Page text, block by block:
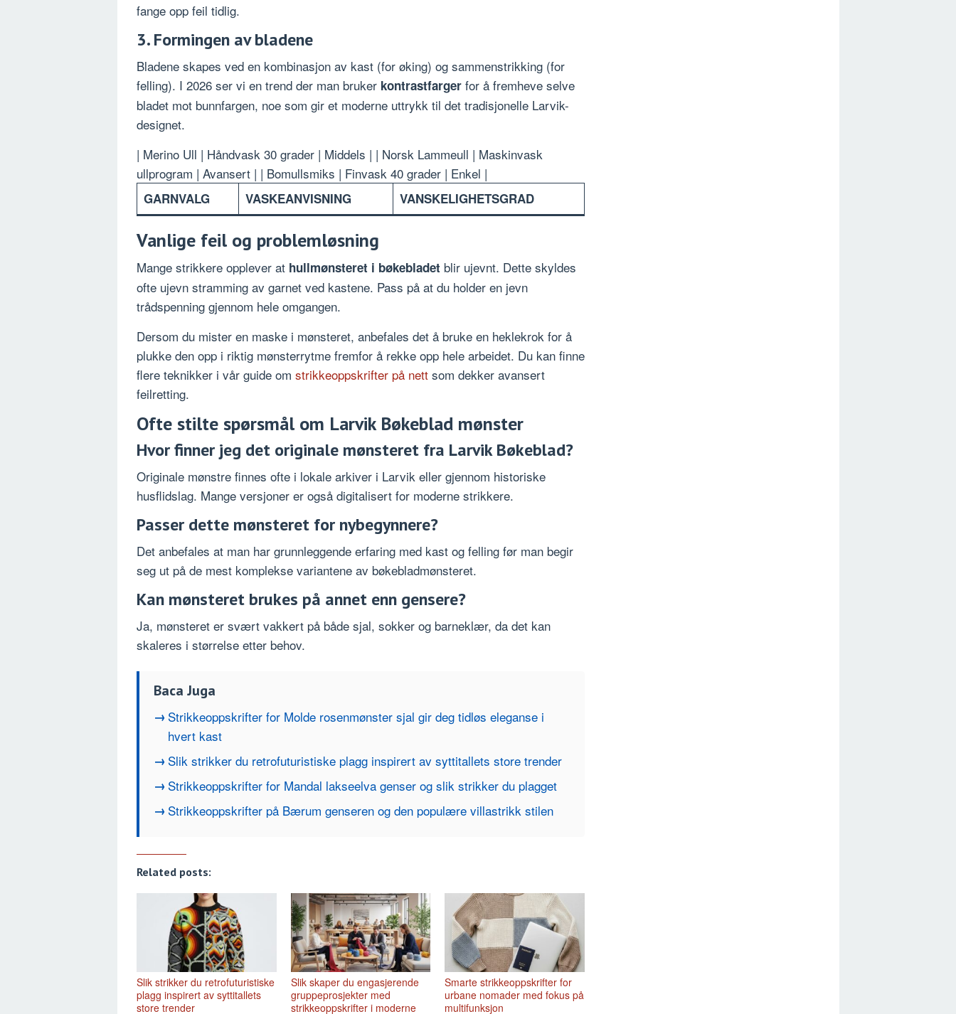
fange opp feil tidlig.
3. Formingen av bladene
Bladene skapes ved en kombinasjon av kast (for øking) og sammenstrikking (for
felling). I 2026 ser vi en trend der man bruker kontrastfarger for å fremheve selve
bladet mot bunnfargen, noe som gir et moderne uttrykk til det tradisjonelle Larvik-
designet.
| Merino Ull | Håndvask 30 grader | Middels | | Norsk Lammeull | Maskinvask
ullprogram | Avansert | | Bomullsmiks | Finvask 40 grader | Enkel |
GARNVALG VASKEANVISNING VANSKELIGHETSGRAD
Vanlige feil og problemløsning
Mange strikkere opplever at hullmønsteret i bøkebladet blir ujevnt. Dette skyldes
ofte ujevn stramming av garnet ved kastene. Pass på at du holder en jevn
trådspenning gjennom hele omgangen.
Dersom du mister en maske i mønsteret, anbefales det å bruke en heklekrok for å
plukke den opp i riktig mønsterrytme fremfor å rekke opp hele arbeidet. Du kan finne
flere teknikker i vår guide om strikkeoppskrifter på nett som dekker avansert
feilretting.
Ofte stilte spørsmål om Larvik Bøkeblad mønster
Hvor finner jeg det originale mønsteret fra Larvik Bøkeblad?
Originale mønstre finnes ofte i lokale arkiver i Larvik eller gjennom historiske
husflidslag. Mange versjoner er også digitalisert for moderne strikkere.
Passer dette mønsteret for nybegynnere?
Det anbefales at man har grunnleggende erfaring med kast og felling før man begir
seg ut på de mest komplekse variantene av bøkebladmønsteret.
Kan mønsteret brukes på annet enn gensere?
Ja, mønsteret er svært vakkert på både sjal, sokker og barneklær, da det kan
skaleres i størrelse etter behov.
Baca Juga
Strikkeoppskrifter for Molde rosenmønster sjal gir deg tidløs eleganse i
hvert kast
Slik strikker du retrofuturistiske plagg inspirert av syttitallets store trender
Strikkeoppskrifter for Mandal lakseelva genser og slik strikker du plagget
Strikkeoppskrifter på Bærum genseren og den populære villastrikk stilen
Related posts:
Slik strikker du retrofuturistiske
plagg inspirert av syttitallets
store trender
Slik skaper du engasjerende
gruppeprosjekter med
strikkeoppskrifter i moderne
Smarte strikkeoppskrifter for
urbane nomader med fokus på
multifunksjon